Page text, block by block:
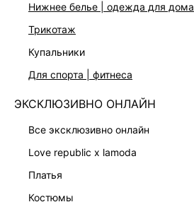
нижнее белье | одежда для дома
трикотаж
купальники
для спорта | фитнеса
ЭКСКЛЮЗИВНО ОНЛАЙН
все эксклюзивно онлайн
love republic x lamoda
платья
костюмы
в AppStore
КАТАЛОГ
КОМПАНИЯ